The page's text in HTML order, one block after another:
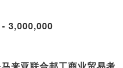
3,000,000